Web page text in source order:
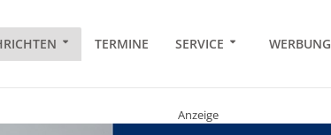
TERMINE SERVICE WERBUNG
Anzeige